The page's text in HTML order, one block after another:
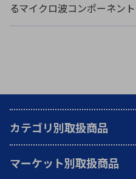
るマイクロ波コンポーネン
カテゴリ別取扱商品
マーケット別取扱商品